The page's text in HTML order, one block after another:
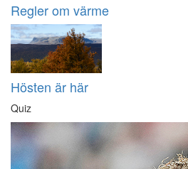
Regler om värme
Hösten är här
Quiz